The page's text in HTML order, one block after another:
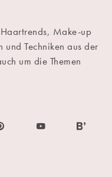
Make-up
Techniken aus der
um die Themen